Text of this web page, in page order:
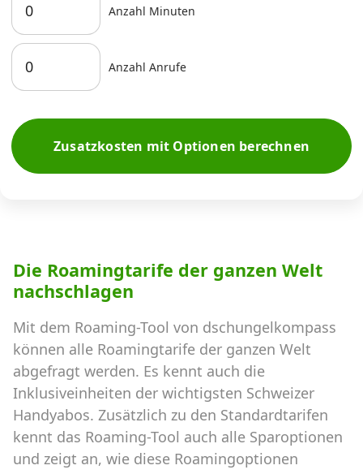
Anzahl Minuten
Anzahl Anrufe
Zusatzkosten mit Optionen berechnen
Die Roamingtarife der ganzen Welt
nachschlagen
Mit dem Roaming-Tool von dschungelkompass
können alle Roamingtarife der ganzen Welt
abgefragt werden. Es kennt auch die
Inklusiveinheiten der wichtigsten Schweizer
Handyabos. Zusätzlich zu den Standardtarifen
kennt das Roaming-Tool auch alle Sparoptionen
und zeigt an, wie diese Roamingoptionen